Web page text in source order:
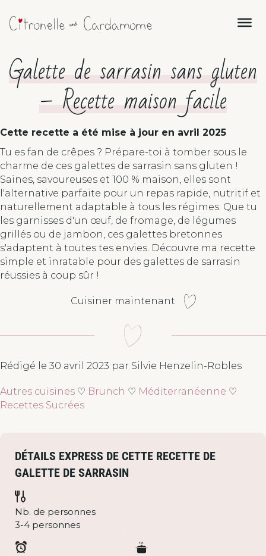
Galette de sarrasin sans gluten
– Recette maison facile
Cette recette a été mise à jour en avril 2025
Tu es fan de crêpes ? Prépare-toi à tomber sous le
charme de ces galettes de sarrasin sans gluten !
Saines, savoureuses et 100 % maison, elles sont
l'alternative parfaite pour un repas rapide, nutritif et
naturellement adaptable à tous les régimes. Que tu
les garnisses d'un œuf, de fromage, de légumes
grillés ou de jambon, ces galettes bretonnes
s'adaptent à toutes tes envies. Découvre ma recette
simple et inratable pour des galettes de sarrasin
réussies à coup sûr !
Cuisiner maintenant
Rédigé le 30 avril 2023 par Silvie Henzelin-Robles
Autres cuisines ♡ Brunch ♡ Méditerranéenne ♡
Recettes Sucrées
DÉTAILS EXPRESS DE CETTE RECETTE DE
GALETTE DE SARRASIN
Nb. de personnes
3-4 personnes